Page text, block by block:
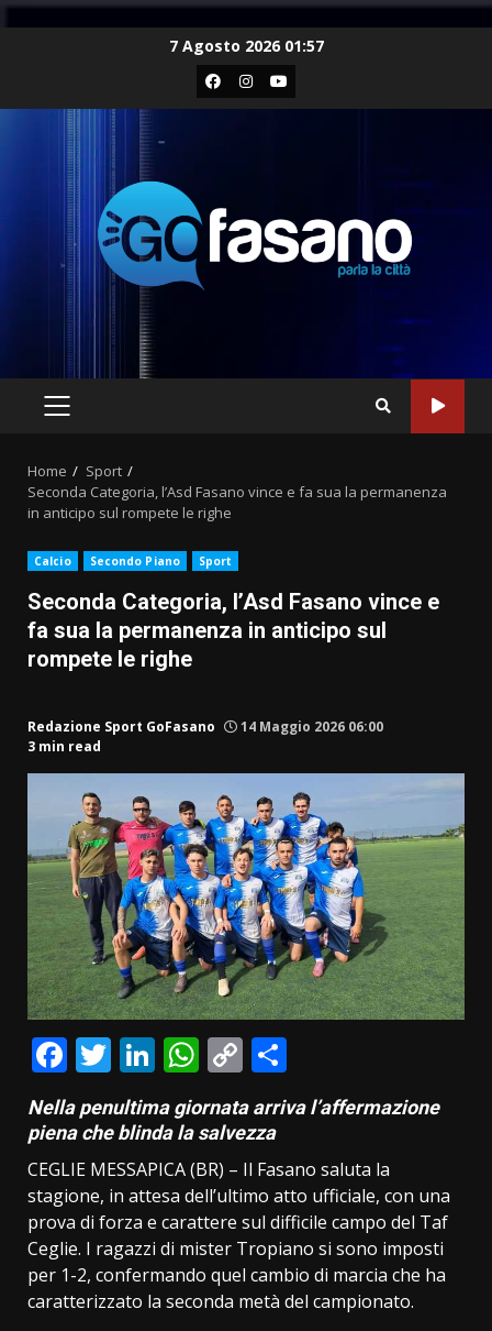
7 Agosto 2026 01:57
Facebook
Instagram
Youtube
PRIMARY
Home
Sport
Seconda Categoria, l’Asd Fasano vince e fa sua la permanenza
in anticipo sul rompete le righe
Calcio Secondo Piano Sport
Seconda Categoria, l’Asd Fasano vince e
fa sua la permanenza in anticipo sul
rompete le righe
Redazione Sport GoFasano
14 Maggio 2026 06:00
3 min read
Facebook
Twitter
LinkedIn
WhatsApp
Copy
Link
Nella penultima giornata arriva l’affermazione
piena che blinda la salvezza
CEGLIE MESSAPICA (BR) – Il Fasano saluta la
stagione, in attesa dell’ultimo atto ufficiale, con una
prova di forza e carattere sul difficile campo del Taf
Ceglie. I ragazzi di mister Tropiano si sono imposti
per 1-2, confermando quel cambio di marcia che ha
caratterizzato la seconda metà del campionato.